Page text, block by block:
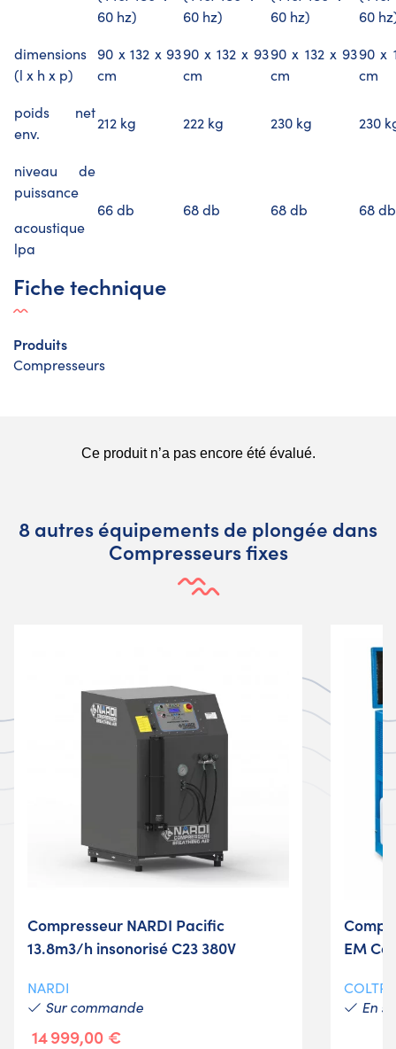
60 hz)
60 hz)
60 hz)
60
dimensions
(l x h x p)
90 x 132 x 93
cm
90 x 132 x 93
cm
90 x 132 x 93
cm
90 x
cm
poids net
env.
212 kg 222 kg 230 kg 230
niveau de
puissance
acoustique
lpa
66 db 68 db 68 db 68 db
Fiche technique
Produits
Compresseurs
8 autres équipements de plongée dans
Compresseurs fixes
Compresseur NARDI Pacific
13.8m3/h insonorisé C23 380V
NARDI
Sur commande
14 999,00 €
EM
COLTRI
En